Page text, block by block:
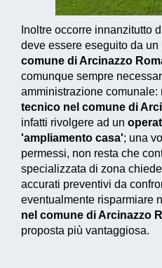
Inoltre occorre innanzitutto
deve essere eseguito da un
comune di Arcinazzo
comunque sempre
amministrazione comunale:
tecnico nel comune di
infatti rivolgere ad un
'ampliamento casa'; una
permessi, non resta che
specializzata di zona
accurati preventivi da
eventualmente risparmiare
nel comune di Arcinazzo
proposta più vantaggiosa.